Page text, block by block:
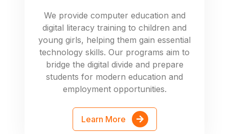
We provide computer education and
digital literacy training to children and
young girls, helping them gain essential
technology skills. Our programs aim to
bridge the digital divide and prepare
students for modern education and
employment opportunities.
Learn More